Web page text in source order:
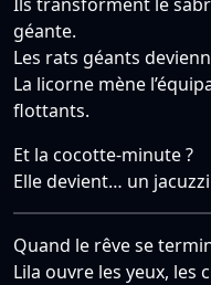
géante.
Les rats géants
La licorne mène
flottants.
Et la cocotte-minute ?
Elle devient… un
Quand le rêve se
Lila ouvre les yeux, les